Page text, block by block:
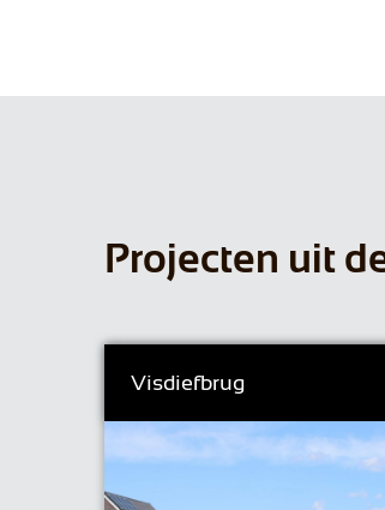
Projecten uit
Visdiefbrug